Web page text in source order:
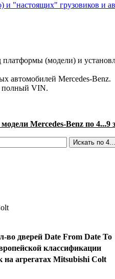
"настоящих" грузовиков и
(модели) и
автомобилей Mercedes-Benz.
полный VIN.
Mercedes-Benz по 4...9
во дверей Date From Date To
классификации
агрегатах Mitsubishi Colt